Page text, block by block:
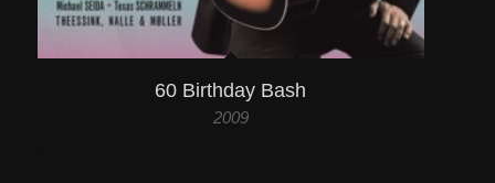
60 Birthday Bash
2009